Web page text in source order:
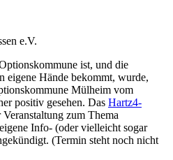
e.V.
ist, und die
eigene Hände bekommt, wurde,
Mülheim vom
positiv gesehen. Das Hartz4-
Veranstaltung zum Thema
Info- (oder vielleicht sogar
(Termin steht noch nicht